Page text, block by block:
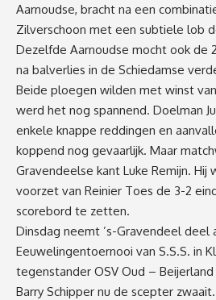
Aarnoudse, bracht na een
Zilverschoon met een subtiele lob
Dezelfde Aarnoudse mocht ook de
na balverlies in de Schiedamse
Beide ploegen wilden met winst
werd het nog spannend. Doelman
enkele knappe reddingen en
koppend nog gevaarlijk. Maar
Gravendeelse kant Luke Remijn. Hij
voorzet van Reinier Toes de 3-2
scorebord te zetten.
Dinsdag neemt ’s-Gravendeel deel
Eeuwelingentoernooi van S.S.S. in
tegenstander OSV Oud – Beijerland
Barry Schipper nu de scepter